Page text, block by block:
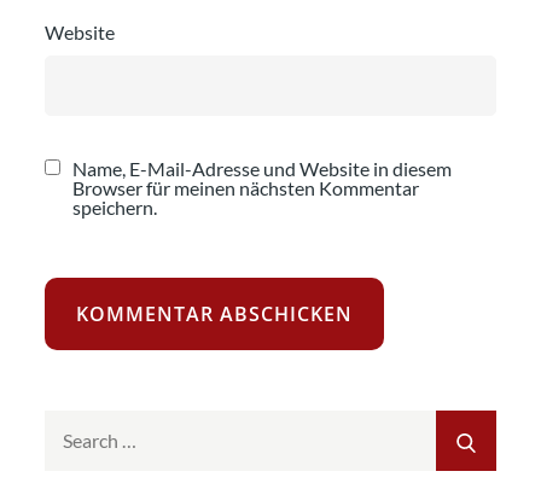
Website
Name, E-Mail-Adresse und Website in diesem
Browser für meinen nächsten Kommentar
speichern.